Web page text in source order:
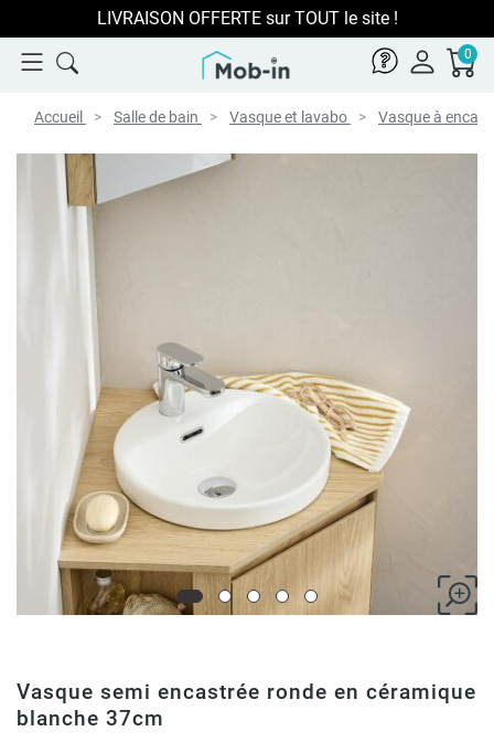
LIVRAISON OFFERTE sur TOUT le site !
0
Accueil Salle de bain Vasque et lavabo Vasque à
Vasque semi encastrée ronde en céramique
blanche 37cm